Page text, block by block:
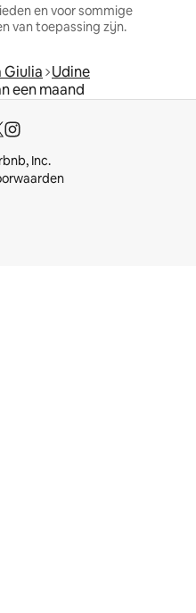
en voor sommige
van toepassing zijn.
Giulia Udine
een maand
Inc.